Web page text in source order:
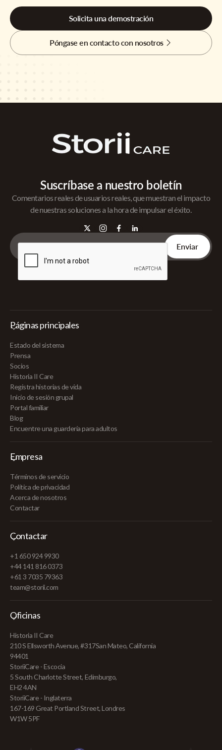
Solicita una demostración
Póngase en contacto con nosotros
Suscríbase a nuestro boletín
Comentarios reales de usuarios reales, que muestran el impacto
de nuestras soluciones a la hora de impulsar el éxito.
Páginas principales
Estado del sistema
Prensa
Socios
Historia II Care
Registra historias de vida
Inicio de sesión grupal
Portal familiar
Blog
Encuentre una guardería para adultos
Empresa
Términos de servicio
Política de privacidad
Acerca de nosotros
Contactar
Contactar
+1 650 924 9930
+44 141 816 0373
+61 3 7035 79363
team@storii.com
Oficinas
Historia II Care
210 S Ellsworth Avenue, #317San Mateo, California
94401
StoriiCare - Escocia
5 South Charlotte Street, Edimburgo,
EH2 4AN
StoriiCare - Inglaterra
167-169 Great Portland Street, Londres
W1W 5PF